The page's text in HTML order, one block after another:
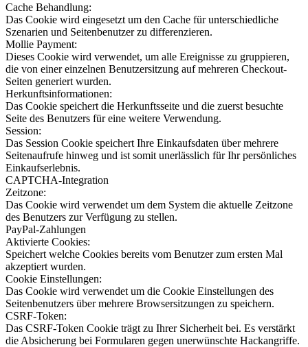
Cache Behandlung:
Das Cookie wird eingesetzt um den Cache für unterschiedliche
Szenarien und Seitenbenutzer zu differenzieren.
Mollie Payment:
Dieses Cookie wird verwendet, um alle Ereignisse zu gruppieren,
die von einer einzelnen Benutzersitzung auf mehreren Checkout-
Seiten generiert wurden.
Herkunftsinformationen:
Das Cookie speichert die Herkunftsseite und die zuerst besuchte
Seite des Benutzers für eine weitere Verwendung.
Session:
Das Session Cookie speichert Ihre Einkaufsdaten über mehrere
Seitenaufrufe hinweg und ist somit unerlässlich für Ihr persönliches
Einkaufserlebnis.
CAPTCHA-Integration
Zeitzone:
Das Cookie wird verwendet um dem System die aktuelle Zeitzone
des Benutzers zur Verfügung zu stellen.
PayPal-Zahlungen
Aktivierte Cookies:
Speichert welche Cookies bereits vom Benutzer zum ersten Mal
akzeptiert wurden.
Cookie Einstellungen:
Das Cookie wird verwendet um die Cookie Einstellungen des
Seitenbenutzers über mehrere Browsersitzungen zu speichern.
CSRF-Token:
Das CSRF-Token Cookie trägt zu Ihrer Sicherheit bei. Es verstärkt
die Absicherung bei Formularen gegen unerwünschte Hackangriffe.